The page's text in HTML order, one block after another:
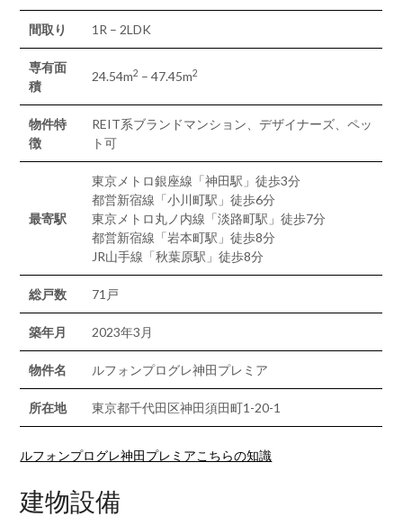
間取り 1R – 2LDK
専有面
積
24.54m2 – 47.45m2
物件特
徴
REIT系ブランドマンション、デザイナーズ、ペッ
ト可
最寄駅
東京メトロ銀座線「神田駅」徒歩3分
都営新宿線「小川町駅」徒歩6分
東京メトロ丸ノ内線「淡路町駅」徒歩7分
都営新宿線「岩本町駅」徒歩8分
JR山手線「秋葉原駅」徒歩8分
総戸数 71戸
築年月 2023年3月
物件名 ルフォンプログレ神田プレミア
所在地 東京都千代田区神田須田町1-20-1
ルフォンプログレ神田プレミアこちらの知識
建物設備